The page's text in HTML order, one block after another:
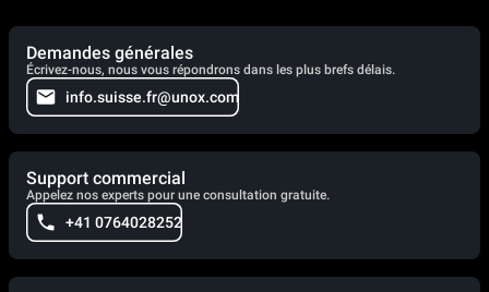
Demandes générales
Écrivez-nous, nous vous répondrons dans les plus brefs délais.
info.suisse.fr@unox.com
Support commercial
Appelez nos experts pour une consultation gratuite.
+41 0764028252